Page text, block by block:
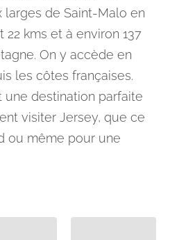
larges de Saint-Malo en
22 kms et à environ 137
On y accède en
les côtes françaises.
destination parfaite
visiter Jersey, que ce
ou même pour une